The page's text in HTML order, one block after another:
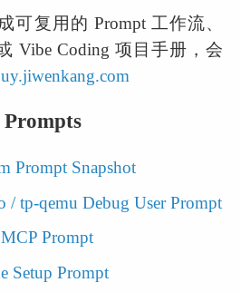
可复用的 Prompt 工作流、
Vibe Coding 项目手册，会
Prompt Snapshot
/ tp-qemu Debug User Prompt
Prompt
Setup Prompt